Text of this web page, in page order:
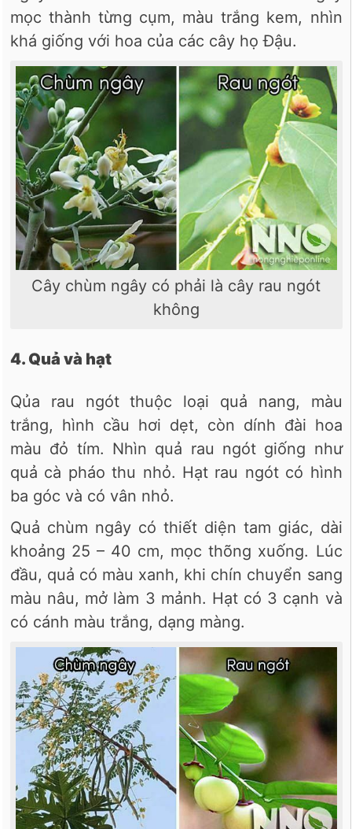
mọc thành từng cụm, màu trắng kem, nhìn
khá giống với hoa của các cây họ Đậu.
Cây chùm ngây có phải là cây rau ngót
không
4. Quả và hạt
Qủa rau ngót thuộc loại quả nang, màu
trắng, hình cầu hơi dẹt, còn dính đài hoa
màu đỏ tím. Nhìn quả rau ngót giống như
quả cà pháo thu nhỏ. Hạt rau ngót có hình
ba góc và có vân nhỏ.
Quả chùm ngây có thiết diện tam giác, dài
khoảng 25 – 40 cm, mọc thõng xuống. Lúc
đầu, quả có màu xanh, khi chín chuyển sang
màu nâu, mở làm 3 mảnh. Hạt có 3 cạnh và
có cánh màu trắng, dạng màng.